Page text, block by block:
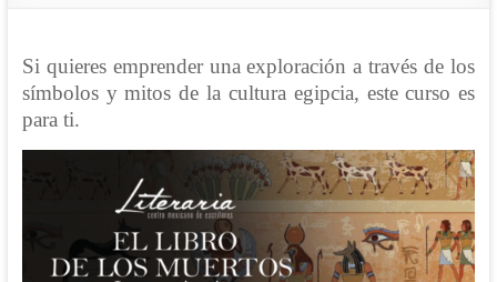
Si quieres emprender una exploración a través de los
símbolos y mitos de la cultura egipcia, este curso es
para ti.